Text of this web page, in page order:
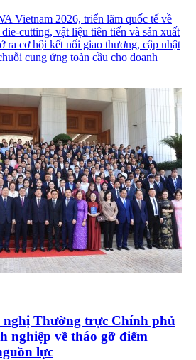
Vietnam 2026, triển lãm quốc tế về
cutting, vật liệu tiên tiến và sản xuất
ra cơ hội kết nối giao thương, cập nhật
cung ứng toàn cầu cho doanh
Thường trực Chính phủ
nghiệp về tháo gỡ điểm
lực